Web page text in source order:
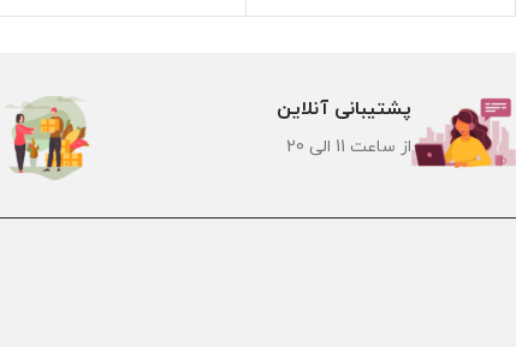
پشتیبانی آنلاین
از ساعت 11 الی 20